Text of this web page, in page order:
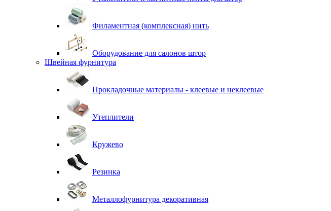
Филаментная (комплексная) нить
Оборудование для салонов штор
Швейная фурнитура
Прокладочные материалы - клеевые и неклеевые
Утеплители
Кружево
Резинка
Металлофурнитура декоративная